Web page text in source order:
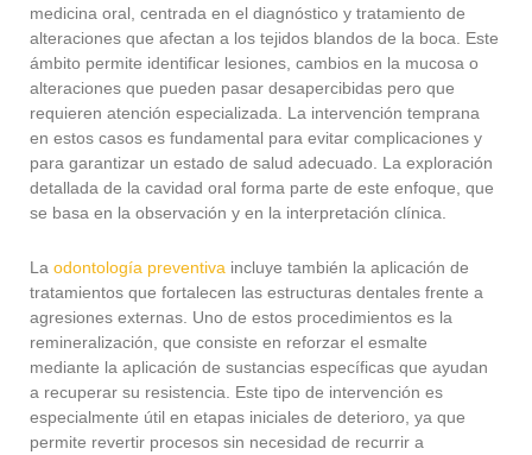
medicina oral, centrada en el diagnóstico y tratamiento de
alteraciones que afectan a los tejidos blandos de la boca. Este
ámbito permite identificar lesiones, cambios en la mucosa o
alteraciones que pueden pasar desapercibidas pero que
requieren atención especializada. La intervención temprana
en estos casos es fundamental para evitar complicaciones y
para garantizar un estado de salud adecuado. La exploración
detallada de la cavidad oral forma parte de este enfoque, que
se basa en la observación y en la interpretación clínica.
Laodontología preventiva incluye también la aplicación de
tratamientos que fortalecen las estructuras dentales frente a
agresiones externas. Uno de estos procedimientos es la
remineralización, que consiste en reforzar el esmalte
mediante la aplicación de sustancias específicas que ayudan
a recuperar su resistencia. Este tipo de intervención es
especialmente útil en etapas iniciales de deterioro, ya que
permite revertir procesos sin necesidad de recurrir a